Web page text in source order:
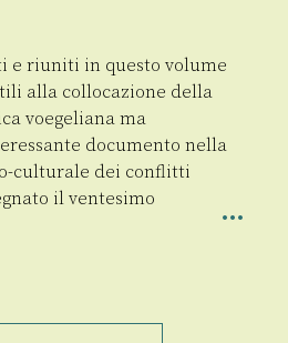
e riuniti in questo volume
alla collocazione della
voegeliana ma
documento nella
culturale dei conflitti
il ventesimo